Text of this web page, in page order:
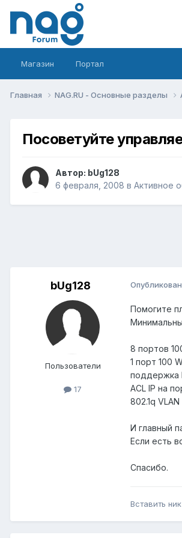
Магазин Портал
Главная NAG.RU - Основные разделы
Посоветуйте
Автор: bUg128
6 февраля, 2008 в Активное
bUg128
Пользователи
17
Помогите
8 портов
1 порт 100
поддержка
ACL IP на
802.1q
И главный
Если есть
Спасибо.
Вставить ник